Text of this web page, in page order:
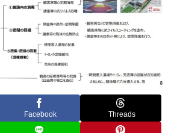
Facebook Threads